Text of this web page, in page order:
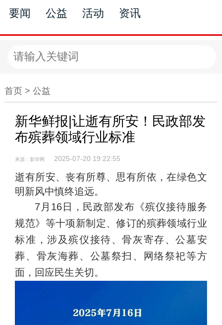
要闻 公益 活动 资讯
首页 > 公益
新华鲜报|让逝有所安！民政部发
布殡葬领域行业标准
来源：新华网 2025-07-20 19:22:55
逝有所安、丧有所尊、思有所依，在绿色文
明新风中慎终追远。
7月16日，民政部发布《殡仪接待服务
规范》等十项新制定、修订的殡葬领域行业
标准，涉及殡仪接待、骨灰寄存、公墓安
葬、骨灰海葬、公墓祭扫、网络祭祀等方
面，回应民生关切。